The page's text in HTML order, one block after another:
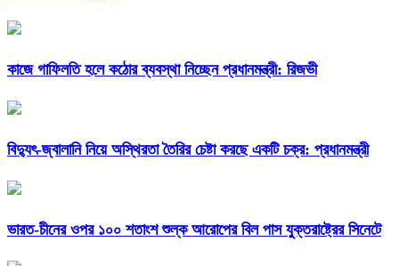
কাজে গাফিলতি হলে কঠোর ব্যবস্থা নিচ্ছেন প্রধানমন্ত্রী: রিজভী
বিদ্যুৎ-জ্বালানি নিয়ে অস্থিরতা তৈরির চেষ্টা করছে একটি চক্র: প্রধানমন্ত্রী
ভারত-চীনের ওপর ১০০ শতাংশ শুল্ক আরোপের বিল পাস যুক্তরাষ্ট্রের সিনেটে